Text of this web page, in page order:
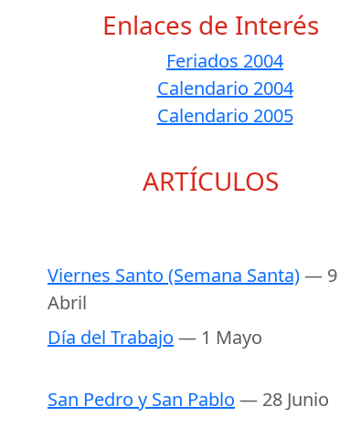
Enlaces de Interés
Feriados 2004
Calendario 2004
Calendario 2005
ARTÍCULOS
Viernes Santo (Semana Santa)— 9
Abril
Día del Trabajo — 1 Mayo
San Pedro y San Pablo — 28 Junio